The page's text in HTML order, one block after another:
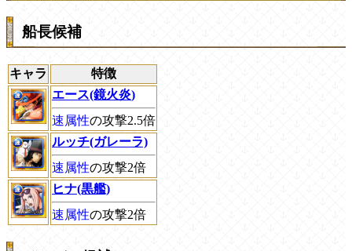
船長候補
キャラ
特徴
エース(鏡火炎)
速属性の攻撃2.5倍
ルッチ(ガレーラ)
速属性の攻撃2倍
ヒナ(黒艦)
速属性の攻撃2倍